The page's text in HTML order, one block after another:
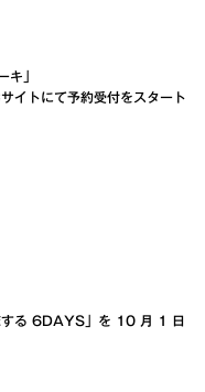
キ」
イトにて予約受付をスタート
する 6DAYS」を 10 月 1 日